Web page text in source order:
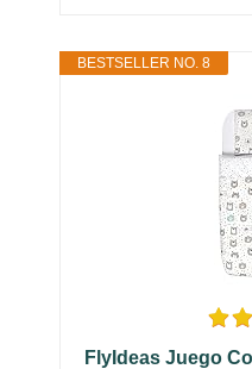
BESTSELLER NO. 8
FlyIdeas Juego